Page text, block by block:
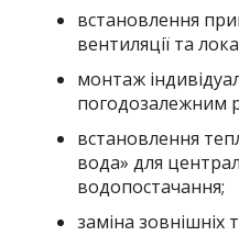
встановлення
вентиляції та
монтаж
погодозалежним
встановлення
вода» для
водопостачання;
заміна зовнішніх